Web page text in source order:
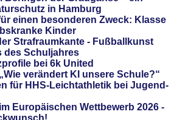
in Hamburg
einen besonderen Zweck: Klasse
Kinder
Strafraumkante - Fußballkunst
des Schuljahres
bei 6k United
verändert KI unsere Schule?“
für HHS-Leichtathletik bei Jugend-
Europäischen Wettbewerb 2026 -